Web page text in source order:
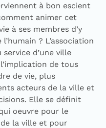
à bon escient
animer cet
à ses membres d’y
? L’association
d’une ville
de tous
de vie, plus
acteurs de la ville et
Elle se définit
oeuvre pour le
la ville et pour